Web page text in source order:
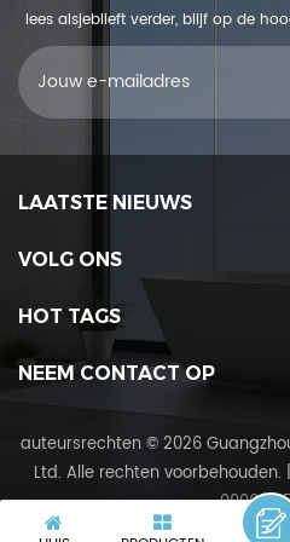
lees alsjeblieft verder, blijf op de
welkom om ons te
LAATSTE NIEUWS
VOLG ONS
HOT TAGS
NEEM CONTACT OP
auteursrechten © 2026
Ltd. Alle rechten voorbehouden. |
IPv6 IPv6-